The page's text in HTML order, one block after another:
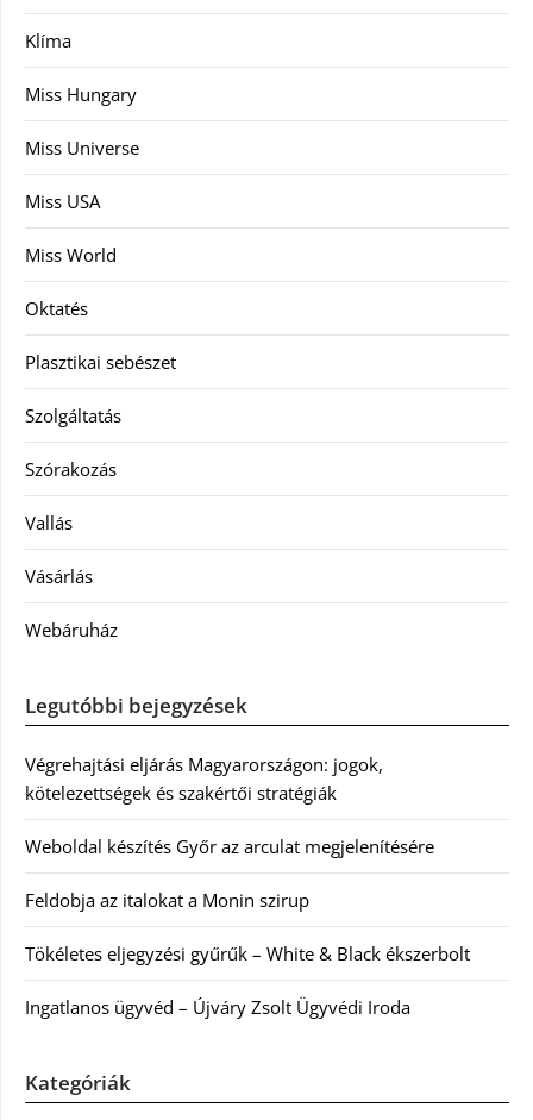
Klíma
Miss Hungary
Miss Universe
Miss USA
Miss World
Oktatés
Plasztikai sebészet
Szolgáltatás
Szórakozás
Vallás
Vásárlás
Webáruház
Legutóbbi bejegyzések
Végrehajtási eljárás Magyarországon: jogok,
kötelezettségek és szakértői stratégiák
Weboldal készítés Győr az arculat megjelenítésére
Feldobja az italokat a Monin szirup
Tökéletes eljegyzési gyűrűk – White & Black ékszerbolt
Ingatlanos ügyvéd – Újváry Zsolt Ügyvédi Iroda
Kategóriák